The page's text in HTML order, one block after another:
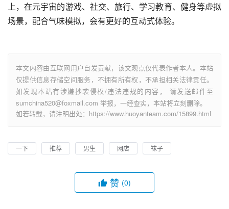
上，在元宇宙的游戏、社交、旅行、学习教育、健身等虚拟
场景，配合气味模拟，会有更好的互动式体验。
本文内容由互联网用户自发贡献，该文观点仅代表作者本人。本站
仅提供信息存储空间服务，不拥有所有权，不承担相关法律责任。
如发现本站有涉嫌抄袭侵权/违法违规的内容， 请发送邮件至
sumchina520@foxmail.com 举报，一经查实，本站将立刻删除。
如若转载，请注明出处：https://www.huoyanteam.com/15899.html
一下 推荐 男生 网店 袜子
赞 (0)